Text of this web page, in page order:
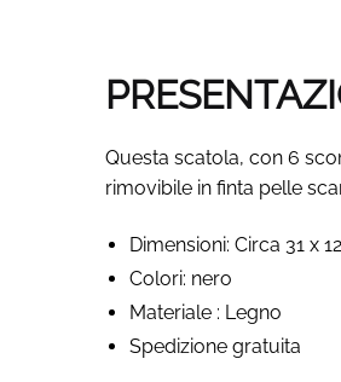
Questa scatola, con 6
rimovibile in finta pelle
Dimensioni: Circa 31 x
Colori: nero
Materiale : Legno
Spedizione gratuita